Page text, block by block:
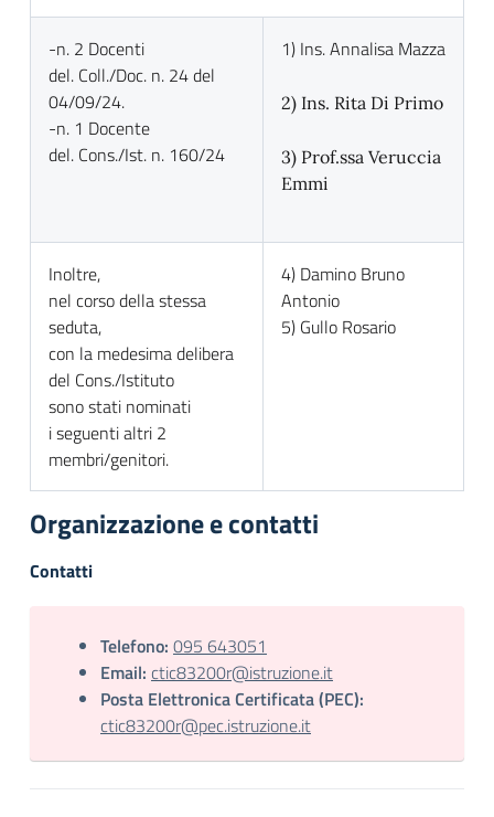
-n. 2 Docenti
del. Coll./Doc. n. 24 del
04/09/24.
-n. 1 Docente
del. Cons./Ist. n. 160/24
1) Ins. Annalisa Mazza
2) Ins. Rita Di Primo
3) Prof.ssa Veruccia
Emmi
Inoltre,
nel corso della stessa
seduta,
con la medesima delibera
del Cons./Istituto
sono stati nominati
i seguenti altri 2
membri/genitori.
4) Damino Bruno
Antonio
5) Gullo Rosario
Organizzazione e contatti
Contatti
Telefono: 095 643051
Email: ctic83200r@istruzione.it
Posta Elettronica Certificata (PEC):
ctic83200r@pec.istruzione.it